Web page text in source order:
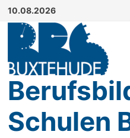
Zum
Inhalt
springen
10.08.2026
Schulen